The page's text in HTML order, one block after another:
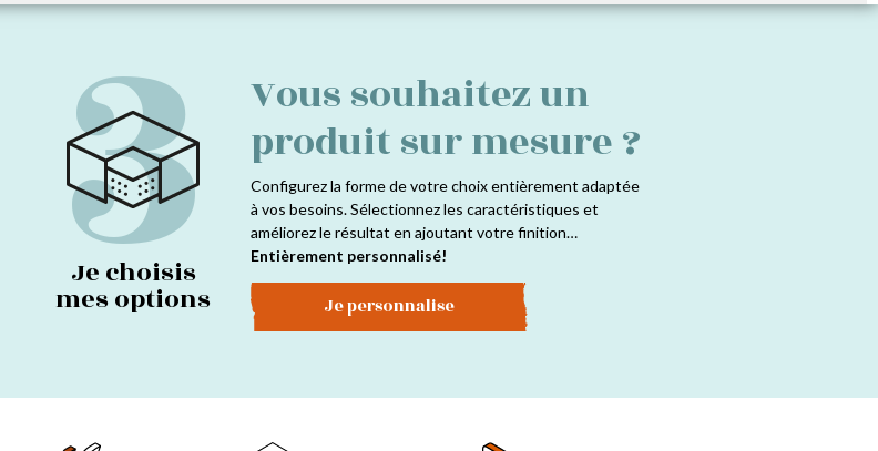
3
Je choisis
mes options
Vous souhaitez un
produit sur mesure ?
Configurez la forme de votre choix entièrement adaptée
à vos besoins. Sélectionnez les caractéristiques et
améliorez le résultat en ajoutant votre finition…
Entièrement personnalisé!
Je personnalise